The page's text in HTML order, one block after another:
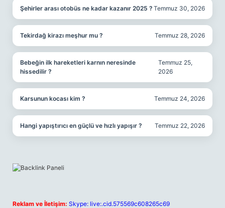
Şehirler arası otobüs ne kadar kazanır 2025 ? Temmuz 30, 2026
Tekirdağ kirazı meşhur mu ? Temmuz 28, 2026
Bebeğin ilk hareketleri karnın neresinde
hissedilir ?
Temmuz 25,
2026
Karsunun kocası kim ? Temmuz 24, 2026
Hangi yapıştırıcı en güçlü ve hızlı yapışır ? Temmuz 22, 2026
Reklam ve İletişim: Skype: live:.cid.575569c608265c69